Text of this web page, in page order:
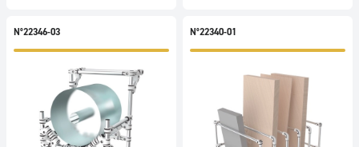
N°22346-03 N°22340-01